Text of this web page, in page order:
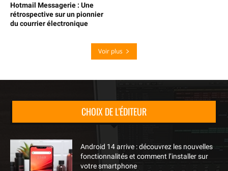
Hotmail Messagerie : Une
rétrospective sur un pionnier
du courrier électronique
Voir plus
CHOIX DE L'ÉDITEUR
Android 14 arrive : découvrez les nouvelles
fonctionnalités et comment l’installer sur
votre smartphone